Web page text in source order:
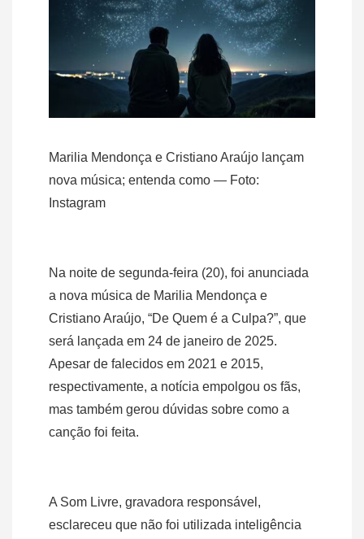
Marilia Mendonça e Cristiano Araújo lançam
nova música; entenda como — Foto:
Instagram
Na noite de segunda-feira (20), foi anunciada
a nova música de Marilia Mendonça e
Cristiano Araújo, “De Quem é a Culpa?”, que
será lançada em 24 de janeiro de 2025.
Apesar de falecidos em 2021 e 2015,
respectivamente, a notícia empolgou os fãs,
mas também gerou dúvidas sobre como a
canção foi feita.
A Som Livre, gravadora responsável,
esclareceu que não foi utilizada inteligência